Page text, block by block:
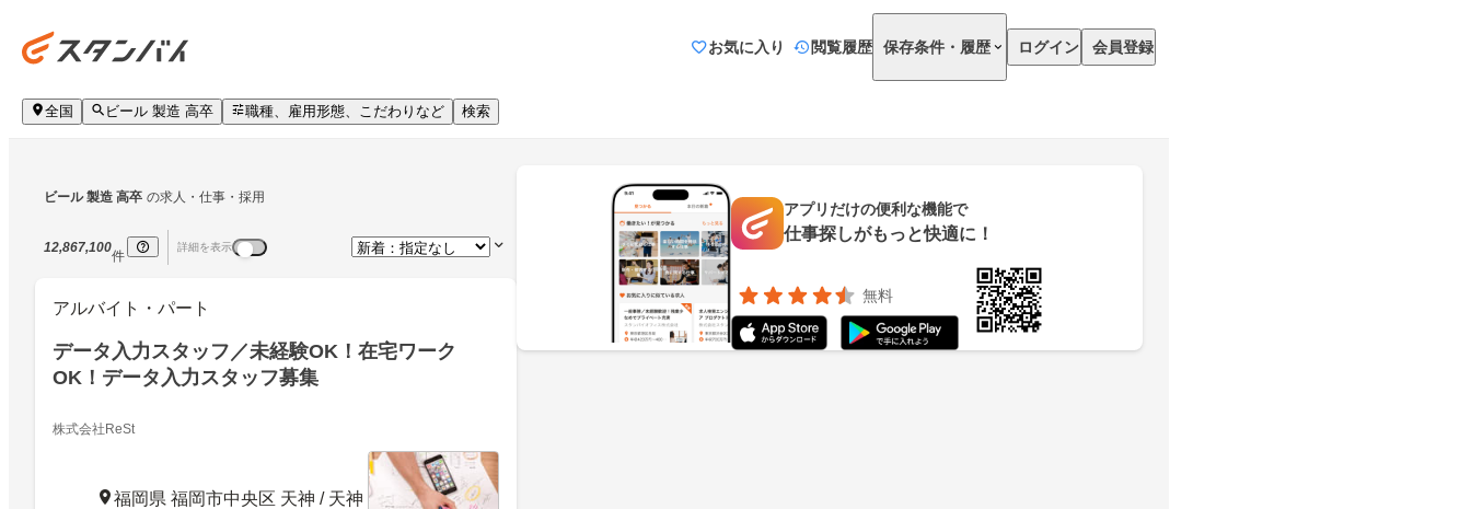
お気に入り 閲覧履歴 保存条件・履歴 ログイン 会員登録
全国 ビール 製造 高卒 職種、雇用形態、こだわりなど 検索
ビール 製造 高卒 の求人・仕事・採用
12,867,100
件
詳細を表示
アルバイト・パート
データ入力スタッフ／未経験OK！在宅ワーク
OK！データ入力スタッフ募集
株式会社ReSt
福岡県 福岡市中央区 天神 / 天神
アプリだけの便利な機能で
仕事探しがもっと快適に！
無料